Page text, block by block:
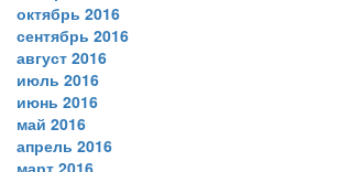
октябрь 2016
сентябрь 2016
август 2016
июль 2016
июнь 2016
май 2016
апрель 2016